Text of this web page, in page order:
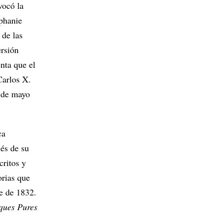
la
las
que el
X.
mayo
de su
y
que
de 1832.
Pures